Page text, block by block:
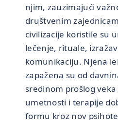
njim, zauzimajući
društvenim
civilizacije koristile su
lečenje, rituale,
komunikaciju. Njena
zapažena su od
sredinom prošlog veka
umetnosti i terapije
formu kroz nov